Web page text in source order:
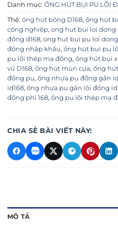
Danh mục: ỐNG HÚT BỤI PU LÕI
Thẻ: ống hút bông D168, ống hút
công nghiệp, ong hut bui loi dong
đồng d168, ong hut bui pu loi dong
đồng nhập khẩu, ống hút bui pu
pu lõi thép mạ đồng, ống hút bụi
vũ D168, ống hút mùn cưa, ống
đồng pu, ống nhựa pu đồng gân
id168, ống nhựa pu gân lõi đồng
đồng phi 168, ống pu lõi thép mạ
CHIA SẺ BÀI VIẾT NÀY:
MÔ TẢ